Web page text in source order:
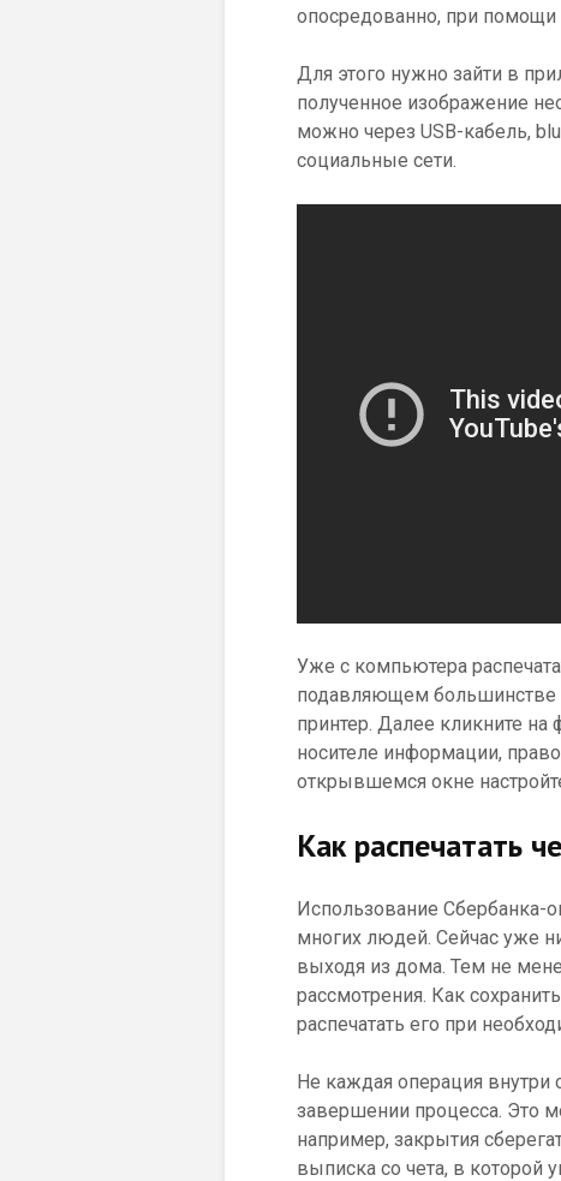
опосредованно, при
Для этого нужно зайти в
полученное изображение
можно через USB-кабель,
социальные сети.
Уже с компьютера
подавляющем большинстве
принтер. Далее кликните
носителе информации,
открывшемся окне
Как распечатать
Использование Сбербанка-
многих людей. Сейчас уже
выходя из дома. Тем не
рассмотрения. Как
распечатать его при
Не каждая операция внутри
завершении процесса. Это
например, закрытия
выписка со чета, в которой